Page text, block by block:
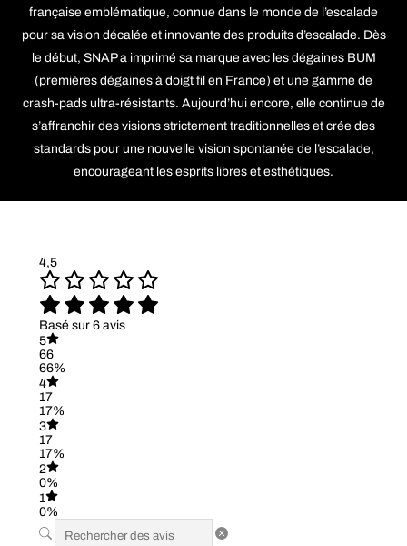
française emblématique, connue dans le monde de l’escalade
pour sa vision décalée et innovante des produits d’escalade. Dès
le début, SNAP a imprimé sa marque avec les dégaines BUM
(premières dégaines à doigt fil en France) et une gamme de
crash-pads ultra-résistants. Aujourd’hui encore, elle continue de
s’affranchir des visions strictement traditionnelles et crée des
standards pour une nouvelle vision spontanée de l’escalade,
encourageant les esprits libres et esthétiques.
4,5
Basé sur 6 avis
5
66
66%
4
17
17%
3
17
17%
2
0%
1
0%